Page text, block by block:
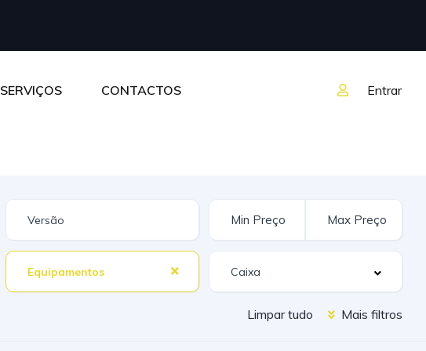
SERVIÇOS CONTACTOS Entrar
Equipamentos
Limpar tudo Mais filtros